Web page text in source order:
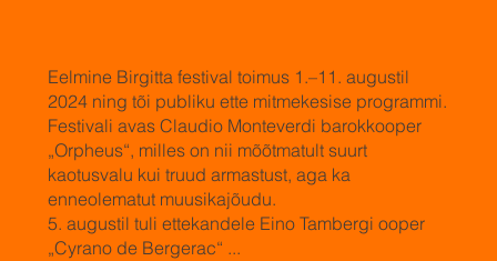
Eelmine Birgitta festival toimus 1.–11. augustil
2024 ning tõi publiku ette mitmekesise programmi.
Festivali avas Claudio Monteverdi barokkooper
„Orpheus“, milles on nii mõõtmatult suurt
kaotusvalu kui truud armastust, aga ka
enneolematut muusikajõudu.
5. augustil tuli ettekandele Eino Tambergi ooper
„Cyrano de Bergerac“ ...